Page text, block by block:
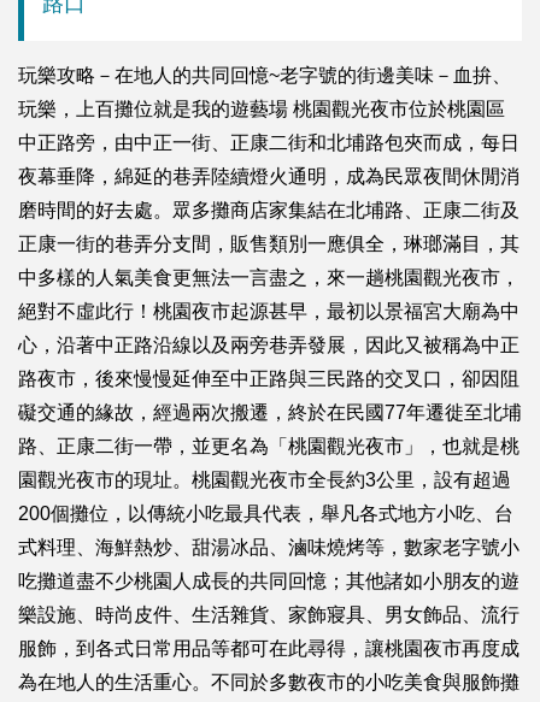
玩樂攻略－在地人的共同回憶~老字號的街邊美味－血拚、
玩樂，上百攤位就是我的遊藝場 桃園觀光夜市位於桃園區
中正路旁，由中正一街、正康二街和北埔路包夾而成，每日
夜幕垂降，綿延的巷弄陸續燈火通明，成為民眾夜間休閒消
磨時間的好去處。眾多攤商店家集結在北埔路、正康二街及
正康一街的巷弄分支間，販售類別一應俱全，琳瑯滿目，其
中多樣的人氣美食更無法一言盡之，來一趟桃園觀光夜市，
絕對不虛此行！桃園夜市起源甚早，最初以景福宮大廟為中
心，沿著中正路沿線以及兩旁巷弄發展，因此又被稱為中正
路夜市，後來慢慢延伸至中正路與三民路的交叉口，卻因阻
礙交通的緣故，經過兩次搬遷，終於在民國77年遷徙至北埔
路、正康二街一帶，並更名為「桃園觀光夜市」，也就是桃
園觀光夜市的現址。桃園觀光夜市全長約3公里，設有超過
200個攤位，以傳統小吃最具代表，舉凡各式地方小吃、台
式料理、海鮮熱炒、甜湯冰品、滷味燒烤等，數家老字號小
吃攤道盡不少桃園人成長的共同回憶；其他諸如小朋友的遊
樂設施、時尚皮件、生活雜貨、家飾寢具、男女飾品、流行
服飾，到各式日常用品等都可在此尋得，讓桃園夜市再度成
為在地人的生活重心。不同於多數夜市的小吃美食與服飾攤